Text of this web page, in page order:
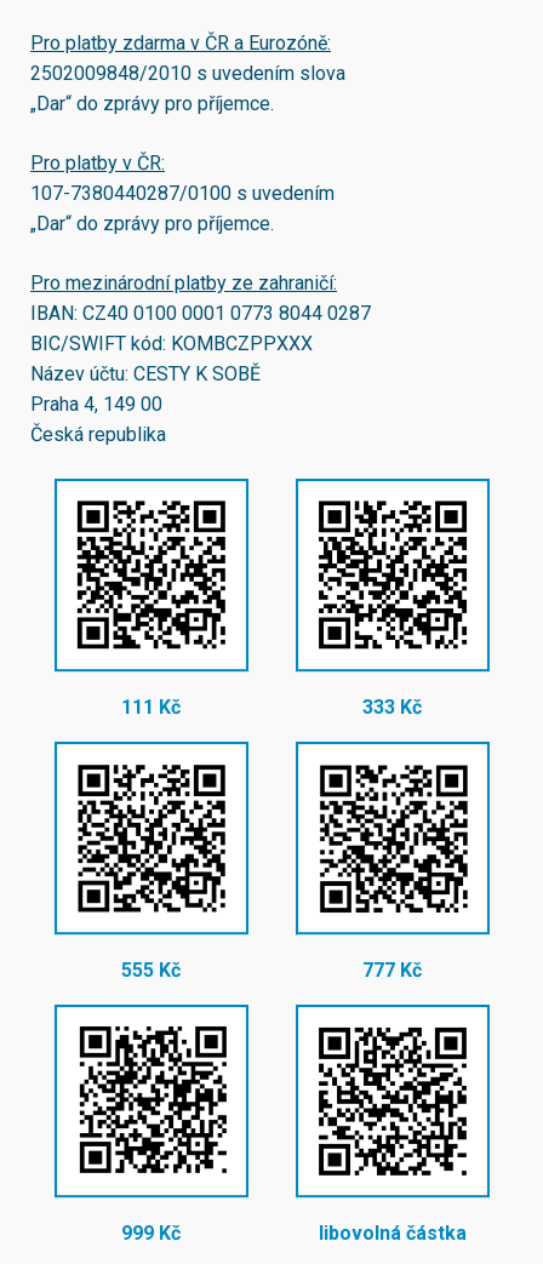
Pro platby zdarma v ČR a Eurozóně:
2502009848/2010 s uvedením slova
„Dar“ do zprávy pro příjemce.
Pro platby v ČR:
107-7380440287/0100 s uvedením
„Dar“ do zprávy pro příjemce.
Pro mezinárodní platby ze zahraničí:
IBAN: CZ40 0100 0001 0773 8044 0287
BIC/SWIFT kód: KOMBCZPPXXX
Název účtu: CESTY K SOBĚ
Praha 4, 149 00
Česká republika
111 Kč 333 Kč
555 Kč 777 Kč
999 Kč libovolná částka